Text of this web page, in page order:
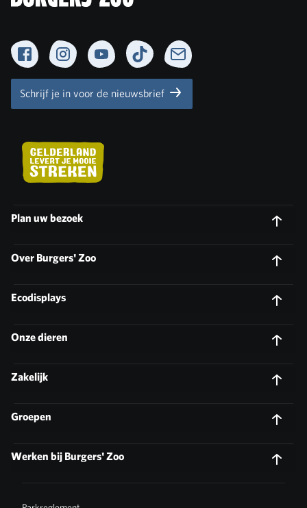
FacebookInstagramYouTubeTikTok Newsletter
Schrijf je in voor de nieuwsbrief
Plan uw bezoek
Over Burgers' Zoo
Ecodisplays
Onze dieren
Zakelijk
Groepen
Werken bij Burgers' Zoo